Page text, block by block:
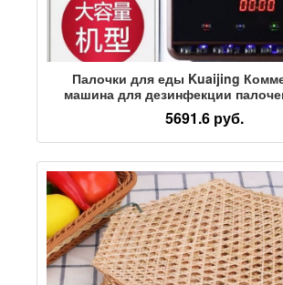
Палочки для еды Kuaijing
машина для дезинфекции
автоматическая машина для
палочек для еды из
специальный шкаф-коробка для
5691.6 руб.